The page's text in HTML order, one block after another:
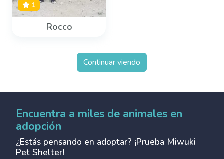
1
Rocco
Continuar viendo
Encuentra a miles de animales en
adopción
¿Estás pensando en adoptar? ¡Prueba Miwuki
Pet Shelter!